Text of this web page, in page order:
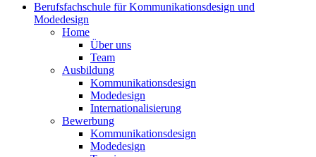
Berufsfachschule für Kommunikationsdesign und
Modedesign
Home
Über uns
Team
Ausbildung
Kommunikationsdesign
Modedesign
Internationalisierung
Bewerbung
Kommunikationsdesign
Modedesign